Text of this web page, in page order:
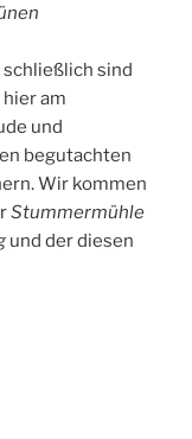
sind
hier am
und
begutachten
Wir kommen
Stummermühle
und der diesen